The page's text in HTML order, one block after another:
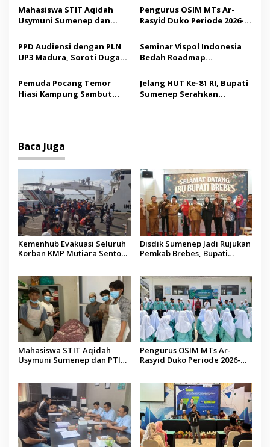
i
p
o
s
Operator Diaudit
Pendidikan Berbasis
Budaya
Mahasiswa STIT Aqidah
Usymuni Sumenep dan
Jenazah WNI Asal Aceh di
Malaysia
Pengurus OSIM MTs Ar-
Rasyid Duko Periode 2026-
PPD Audiensi dengan PLN
UP3 Madura, Soroti Dugaan
Listrik Desa di Sumenep
Seminar Vispol Indonesia
Bedah Roadmap
Pendidikan dan Hilirisasi
Jadi Kunci
Pemuda Pocang Temor
Hiasi Kampung Sambut
Jelang HUT Ke-81 RI, Bupati
Sumenep Serahkan
Baca Juga
Kemenhub Evakuasi Seluruh
Korban KMP Mutiara Sentosa
Disdik Sumenep Jadi Rujukan
Pemkab Brebes, Bupati
Mahasiswa STIT Aqidah
Usymuni Sumenep dan PTIQ
Pengurus OSIM MTs Ar-
Rasyid Duko Periode 2026-